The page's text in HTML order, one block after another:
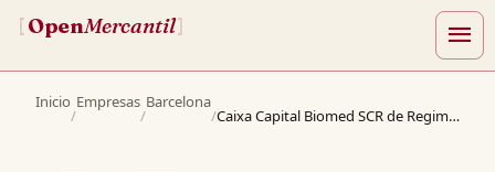
[OpenMercantil] menu
Inicio
/
Empresas
/
Barcelona
/ Caixa Capital Biomed SCR de Regimen Simplificado, S.A.